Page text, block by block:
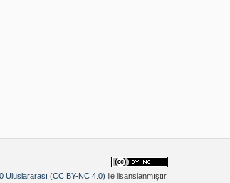
Uluslararası (CC BY-NC 4.0) ile lisanslanmıştır.